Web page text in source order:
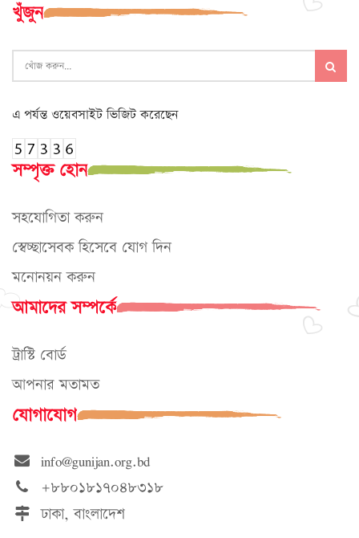
খুঁজুন
এ পর্যন্ত ওয়েবসাইট ভিজিট করেছেন
সম্পৃক্ত হোন
সহযোগিতা করুন
স্বেচ্ছাসেবক হিসেবে যোগ দিন
মনোনয়ন করুন
আমাদের সম্পর্কে
ট্রাস্টি বোর্ড
আপনার মতামত
যোগাযোগ
info@gunijan.org.bd
+৮৮০১৮১৭০৪৮৩১৮
ঢাকা, বাংলাদেশ